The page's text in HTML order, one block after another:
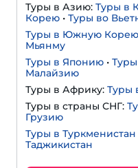
Туры в Азию: Туры в
Корею • Туры во
Туры в Южную Корею
Мьянму
Туры в Японию •
Малайзию
Туры в Африку: Туры
Туры в страны СНГ:
Грузию
Туры в Туркменистан
Таджикистан